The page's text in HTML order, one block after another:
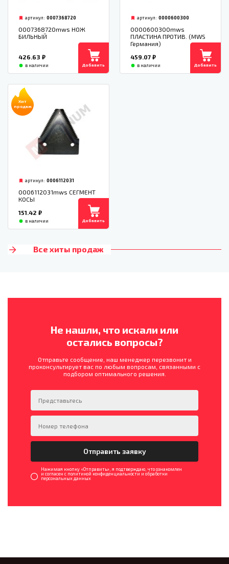
артикул: 0007368720
0007368720mws НОЖ
БИЛЬНЫЙ
426.63 ₽
в наличии Добавить
артикул: 0000600300
0000600300mws
ПЛАСТИНА ПРОТИВ. (MWS
Германия)
459.07 ₽
в наличии Добавить
Хит
продаж
артикул: 0006112031
0006112031mws СЕГМЕНТ
КОСЫ
151.42 ₽
в наличии Добавить
Все хиты продаж
Не нашли, что искали или
остались вопросы?
Отправьте сообщение, наш менеджер перезвонит и
проконсультирует вас по любым вопросам, связанными с
подбором оптимального решения.
Нажимая кнопку «Отправить», я подтверждаю, что ознакомлен
и согласен с политикой конфиденциальности и обработки
персональных данных